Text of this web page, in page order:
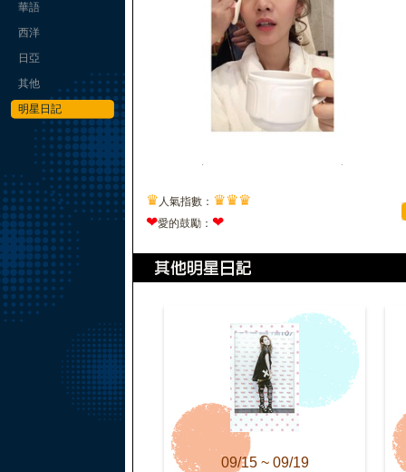
華語
西洋
日亞
其他
明星日記
♛ 人氣指數： ♛♛♛
❤愛的鼓勵： ❤
09/15 ~ 09/19